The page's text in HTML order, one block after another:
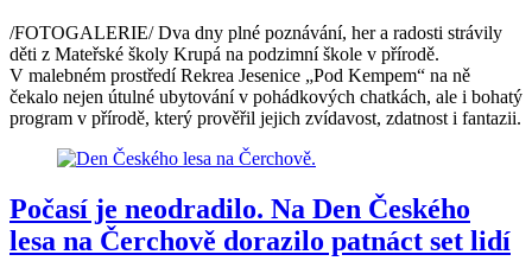
/FOTOGALERIE/ Dva dny plné poznávání, her a radosti strávily
děti z Mateřské školy Krupá na podzimní škole v přírodě.
V malebném prostředí Rekrea Jesenice „Pod Kempem“ na ně
čekalo nejen útulné ubytování v pohádkových chatkách, ale i bohatý
program v přírodě, který prověřil jejich zvídavost, zdatnost i fantazii.
Počasí je neodradilo. Na Den Českého
lesa na Čerchově dorazilo patnáct set lidí